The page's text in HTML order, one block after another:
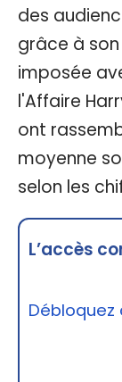
des
grâce à son
imposée
l'Affaire
ont
moyenne
selon les
L’accès